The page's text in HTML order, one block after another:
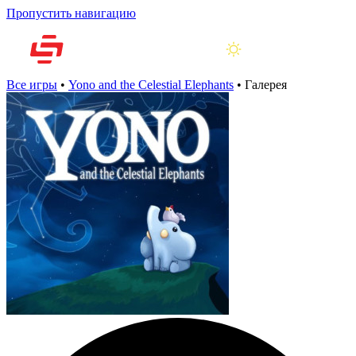
Пропустить навигацию
Все игры • Yono and the Celestial Elephants • Галерея